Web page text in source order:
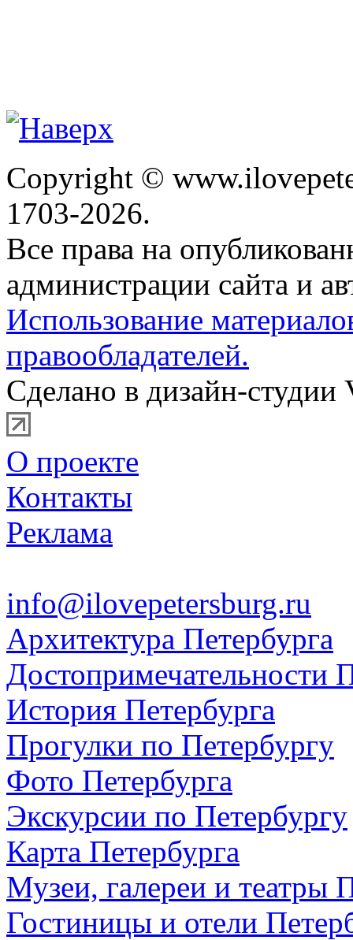
Copyright ©
1703-2026.
Все права на
администрации сайта и
Использование
правообладателей.
Сделано в дизайн-студии
О проекте
Контакты
Реклама
info@ilovepetersburg.ru
Архитектура Петербурга
Достопримечательности
История Петербурга
Прогулки по Петербургу
Фото Петербурга
Экскурсии по Петербургу
Карта Петербурга
Музеи, галереи и театры
Гостиницы и отели